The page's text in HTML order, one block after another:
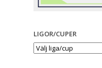
LIGOR/CUPER